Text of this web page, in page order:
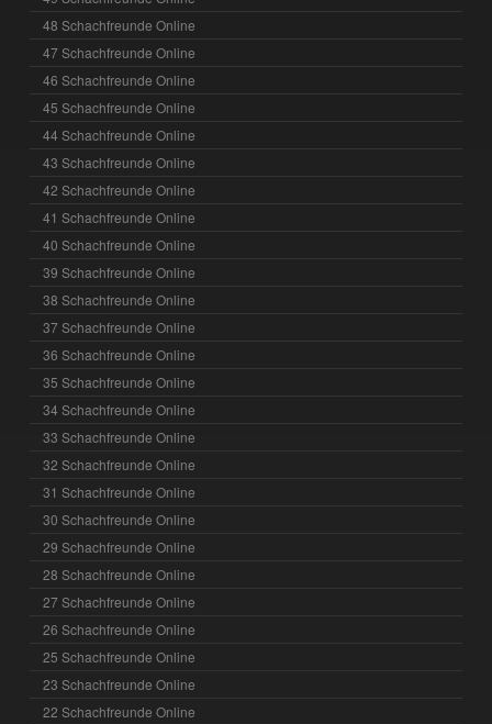
48 Schachfreunde Online
47 Schachfreunde Online
46 Schachfreunde Online
45 Schachfreunde Online
44 Schachfreunde Online
43 Schachfreunde Online
42 Schachfreunde Online
41 Schachfreunde Online
40 Schachfreunde Online
39 Schachfreunde Online
38 Schachfreunde Online
37 Schachfreunde Online
36 Schachfreunde Online
35 Schachfreunde Online
34 Schachfreunde Online
33 Schachfreunde Online
32 Schachfreunde Online
31 Schachfreunde Online
30 Schachfreunde Online
29 Schachfreunde Online
28 Schachfreunde Online
27 Schachfreunde Online
26 Schachfreunde Online
25 Schachfreunde Online
23 Schachfreunde Online
22 Schachfreunde Online